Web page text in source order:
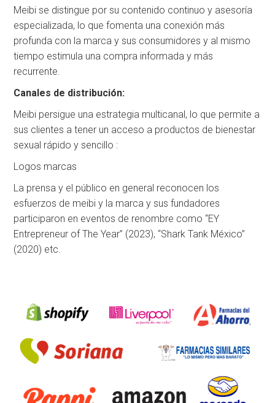
Meibi se distingue por su contenido continuo y asesoría
especializada, lo que fomenta una conexión más
profunda con la marca y sus consumidores y al mismo
tiempo estimula una compra informada y más
recurrente.
Canales de distribución:
Meibi persigue una estrategia multicanal, lo que permite a
sus clientes a tener un acceso a productos de bienestar
sexual rápido y sencillo :
Logos marcas
La prensa y el público en general reconocen los
esfuerzos de meibi y la marca y sus fundadores
participaron en eventos de renombre como “EY
Entrepreneur of The Year” (2023), “Shark Tank México”
(2020) etc.